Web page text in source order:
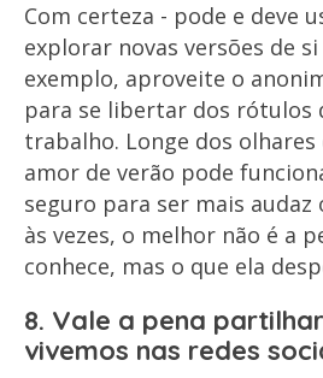
Com certeza - pode e deve
explorar novas versões de
exemplo, aproveite o
para se libertar dos rótulos
trabalho. Longe dos olhares
amor de verão pode
seguro para ser mais audaz
às vezes, o melhor não é a
conhece, mas o que ela
8. Vale a pena
vivemos nas redes